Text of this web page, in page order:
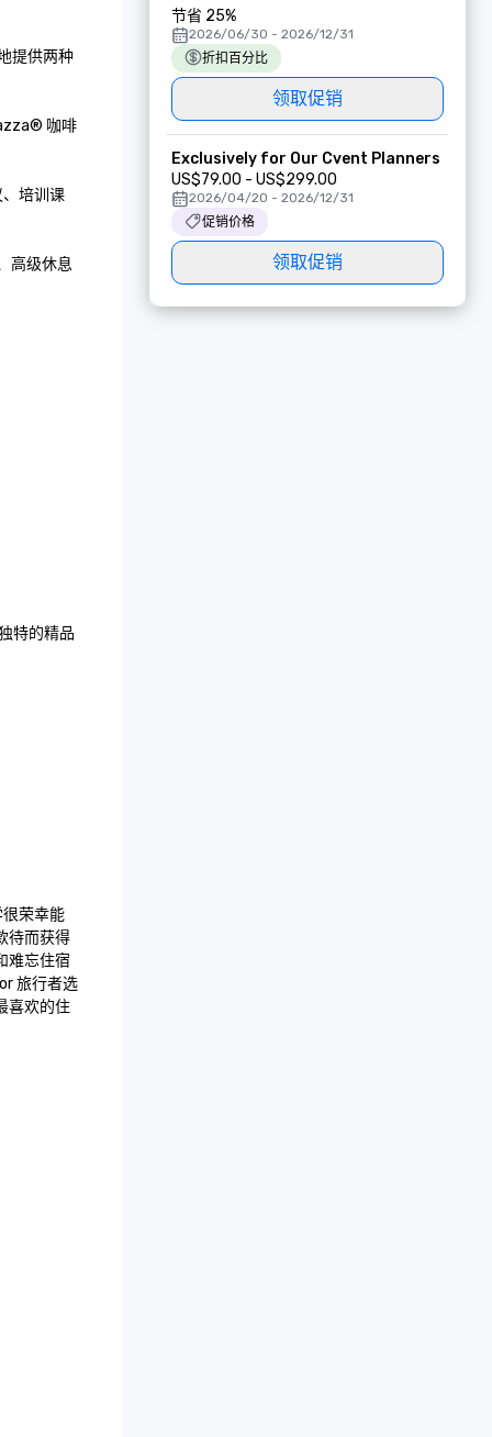
提供两种
咖啡
培训课
高级休息
特的精品
荣幸能
待而获得
难忘住宿
旅行者选
喜欢的住
旨在表
映了我
个性化
发的精
益于我
节省 25%
2026/06/30 - 2026/12/31
折扣百分比
领取促销
Exclusively for Our Cvent Planners
US$79.00 - US$299.00
2026/04/20 - 2026/12/31
促销价格
领取促销